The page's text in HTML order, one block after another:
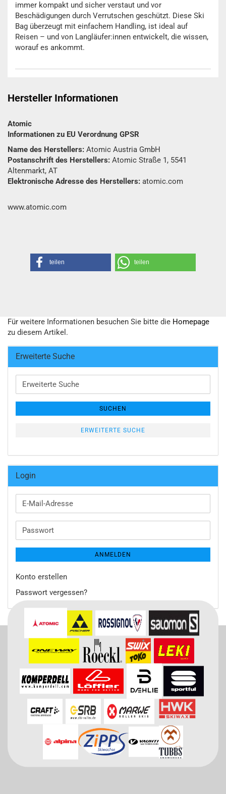
immer kompakt und sicher verstaut und vor
Beschädigungen durch Verrutschen geschützt. Diese Ski
Bag überzeugt mit einfachem Handling, ist ideal auf
Reisen – und von Langläufer:innen entwickelt, die wissen,
worauf es ankommt.
Hersteller Informationen
Atomic
Informationen zu EU Verordnung GPSR
Name des Herstellers: Atomic Austria GmbH
Postanschrift des Herstellers: Atomic Straße 1, 5541
Altenmarkt, AT
Elektronische Adresse des Herstellers: atomic.com
www.atomic.com
teilen teilen
Für weitere Informationen besuchen Sie bitte die Homepage
zu diesem Artikel.
Erweiterte Suche
Erweiterte
Suche
SUCHEN
ERWEITERTE SUCHE
Login
E-
Mail-
Passwort
ANMELDEN
Konto erstellen
Passwort vergessen?